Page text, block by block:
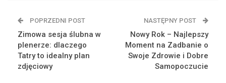
POPRZEDNI POST
Zimowa sesja ślubna w
plenerze: dlaczego
Tatry to idealny plan
zdjęciowy
NASTĘPNY POST
Nowy Rok – Najlepszy
Moment na Zadbanie o
Swoje Zdrowie i Dobre
Samopoczucie